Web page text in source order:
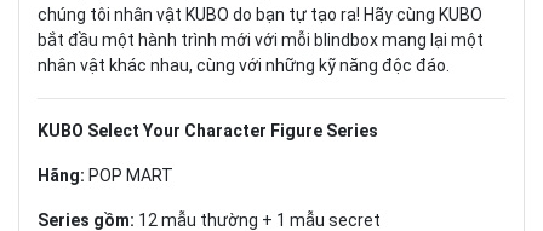
chúng tôi nhân vật KUBO do bạn tự tạo ra! Hãy cùng KUBO
bắt đầu một hành trình mới với mỗi blindbox mang lại một
nhân vật khác nhau, cùng với những kỹ năng độc đáo.
KUBO Select Your Character Figure Series
Hãng: POP MART
Series gồm: 12 mẫu thường + 1 mẫu secret